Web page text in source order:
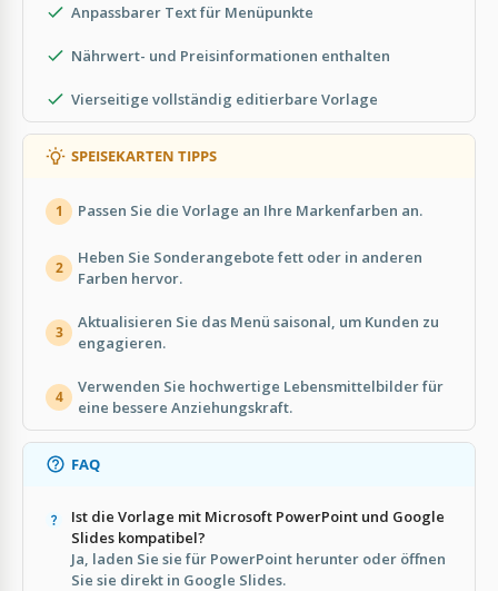
Anpassbarer Text für Menüpunkte
Nährwert- und Preisinformationen enthalten
Vierseitige vollständig editierbare Vorlage
SPEISEKARTEN TIPPS
1 Passen Sie die Vorlage an Ihre Markenfarben an.
2
Heben Sie Sonderangebote fett oder in anderen
Farben hervor.
3
Aktualisieren Sie das Menü saisonal, um Kunden zu
engagieren.
4
Verwenden Sie hochwertige Lebensmittelbilder für
eine bessere Anziehungskraft.
FAQ
Ist die Vorlage mit Microsoft PowerPoint und Google
Slides kompatibel?
Ja, laden Sie sie für PowerPoint herunter oder öffnen
Sie sie direkt in Google Slides.